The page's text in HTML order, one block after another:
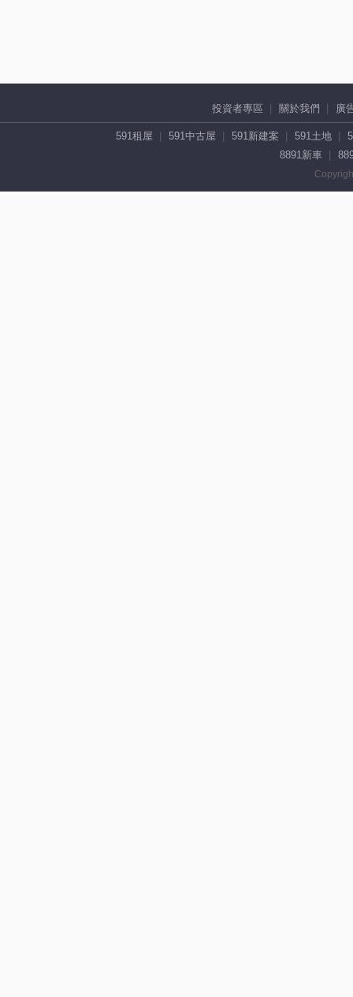
投資者專區 關於我們 廣
591租屋 591中古屋 591新建案 591土地
8891新車